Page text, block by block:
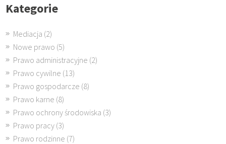
Kategorie
Mediacja (2)
Nowe prawo (5)
Prawo administracyjne (2)
Prawo cywilne (13)
Prawo gospodarcze (8)
Prawo karne (8)
Prawo ochrony środowiska (3)
Prawo pracy (3)
Prawo rodzinne (7)